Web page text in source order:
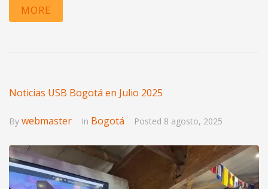
MORE
Noticias USB Bogotá en Julio 2025
By webmaster In Bogotá Posted 8 agosto, 2025